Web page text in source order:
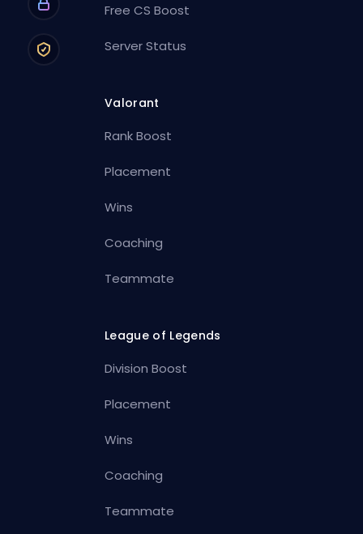
Free CS Boost
Server Status
Valorant
Rank Boost
Placement
Wins
Coaching
Teammate
League of Legends
Division Boost
Placement
Wins
Coaching
Teammate